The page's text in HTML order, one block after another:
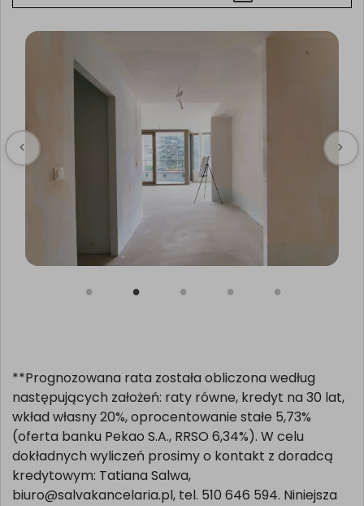
**Prognozowana rata została obliczona według
następujących założeń: raty równe, kredyt na 30 lat,
wkład własny 20%, oprocentowanie stałe 5,73%
(oferta banku Pekao S.A., RRSO 6,34%). W celu
dokładnych wyliczeń prosimy o kontakt z doradcą
kredytowym: Tatiana Salwa,
biuro@salvakancelaria.pl, tel. 510 646 594. Niniejsza